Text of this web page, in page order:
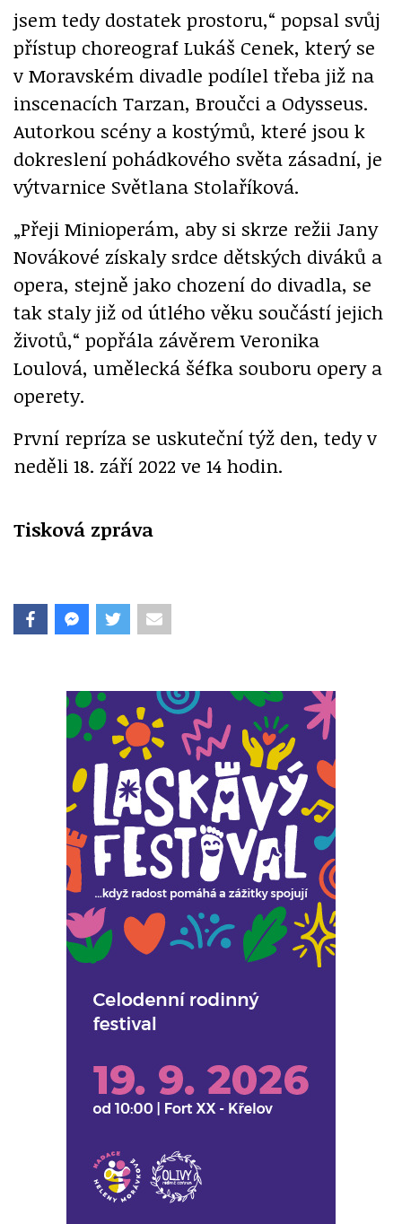
jsem tedy dostatek prostoru,“ popsal svůj
přístup choreograf Lukáš Cenek, který se
v Moravském divadle podílel třeba již na
inscenacích Tarzan, Broučci a Odysseus.
Autorkou scény a kostýmů, které jsou k
dokreslení pohádkového světa zásadní, je
výtvarnice Světlana Stolaříková.
„Přeji Minioperám, aby si skrze režii Jany
Novákové získaly srdce dětských diváků a
opera, stejně jako chození do divadla, se
tak staly již od útlého věku součástí jejich
životů,“ popřála závěrem Veronika
Loulová, umělecká šéfka souboru opery a
operety.
První repríza se uskuteční týž den, tedy v
neděli 18. září 2022 ve 14 hodin.
Tisková zpráva